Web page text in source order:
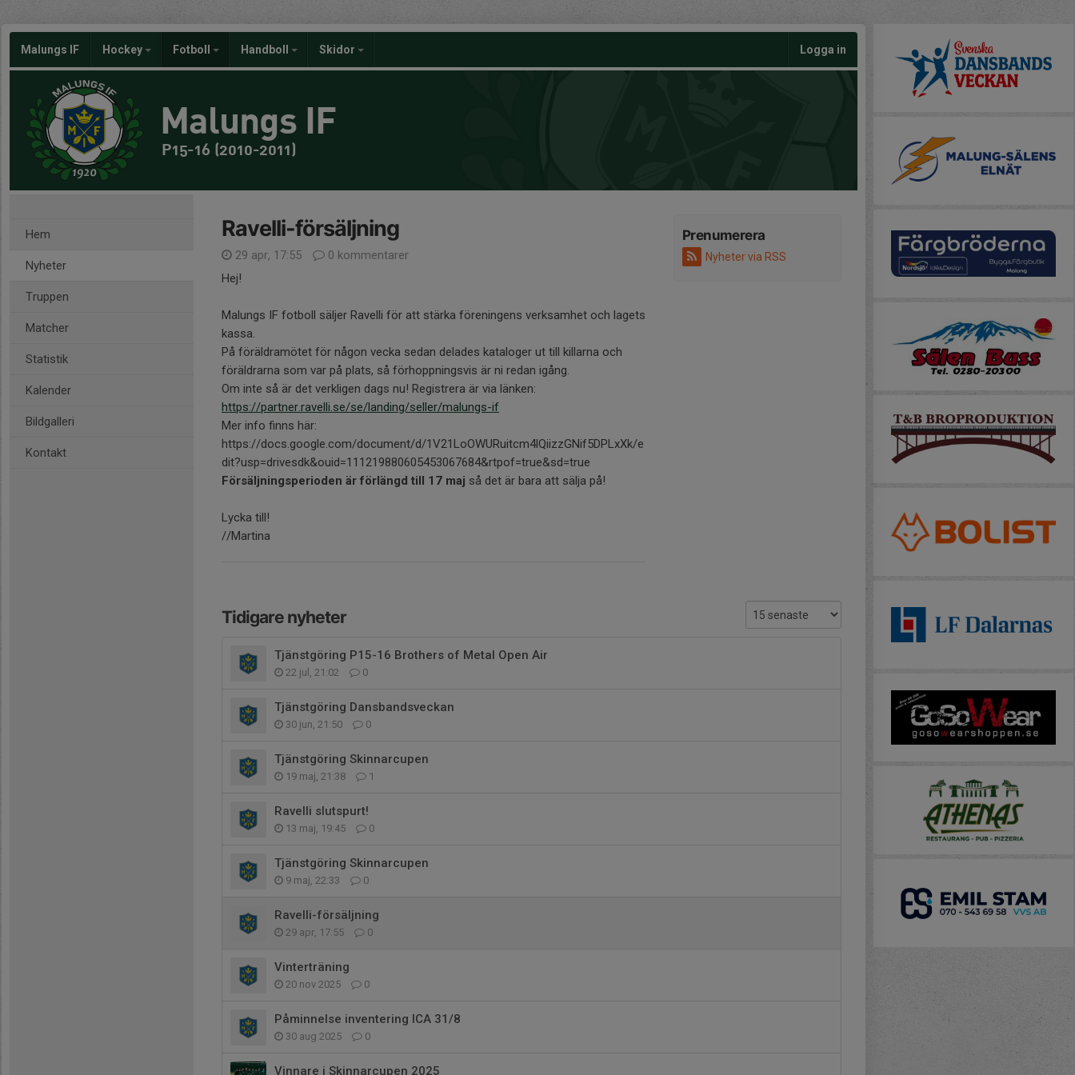
Malungs IF Hockey Fotboll Handboll Skidor Logga in
Malungs IF
P15-16 (2010-2011)
Hem
Nyheter
Truppen
Matcher
Statistik
Kalender
Bildgalleri
Kontakt
Prenumerera
Nyheter via RSS
Ravelli-försäljning
29 apr, 17:55
0 kommentarer
Hej!
Malungs IF fotboll säljer Ravelli för att stärka föreningens verksamhet och lagets
kassa.
På föräldramötet för någon vecka sedan delades kataloger ut till killarna och
föräldrarna som var på plats, så förhoppningsvis är ni redan igång.
Om inte så är det verkligen dags nu! Registrera är via länken:
https://partner.ravelli.se/se/landing/seller/malungs-if
Mer info finns här:
https://docs.google.com/document/d/1V21LoOWURuitcm4lQiizzGNif5DPLxXk/e
dit?usp=drivesdk&ouid=111219880605453067684&rtpof=true&sd=true
Försäljningsperioden är förlängd till 17 maj så det är bara att sälja på!
Lycka till!
//Martina
Tidigare nyheter
Tjänstgöring P15-16 Brothers of Metal Open Air
22 jul, 21:02 0
Tjänstgöring Dansbandsveckan
30 jun, 21:50 0
Tjänstgöring Skinnarcupen
19 maj, 21:38 1
Ravelli slutspurt!
13 maj, 19:45 0
Tjänstgöring Skinnarcupen
9 maj, 22:33 0
Ravelli-försäljning
29 apr, 17:55 0
Vinterträning
20 nov 2025 0
Påminnelse inventering ICA 31/8
30 aug 2025 0
Vinnare i Skinnarcupen 2025